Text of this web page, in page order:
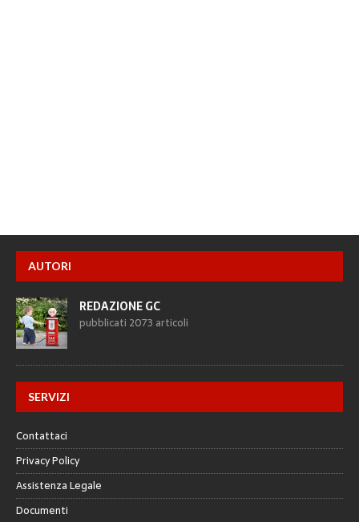
AUTORI
REDAZIONE GC
pubblicati 2073 articoli
SERVIZI
Contattaci
Privacy Policy
Assistenza Legale
Documenti